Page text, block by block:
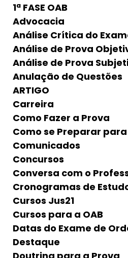
1ª FASE OAB
Advocacia
Análise Crítica do
Análise de Prova
Análise de Prova
Anulação de Questões
ARTIGO
Carreira
Como Fazer a Prova
Como se Preparar
Comunicados
Concursos
Conversa com o
Cronogramas de
Cursos Jus21
Cursos para a OAB
Datas do Exame de
Destaque